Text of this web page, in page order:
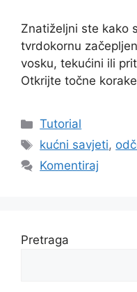
Znatiželjni ste kako
tvrdokornu
vosku, tekućini ili
Otkrijte točne
Kategorije
Tutorial
Oznake
kućni savjeti,
Komentiraj
Pretraga